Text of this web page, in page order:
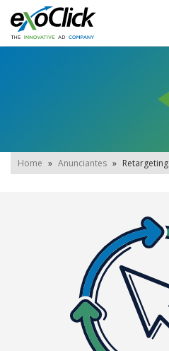
Home » Anunciantes » Retargeting